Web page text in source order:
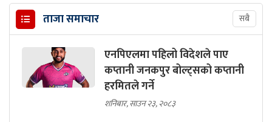
ताजा समाचार सबै
एनपिएलमा पहिलो विदेशले पाए
कप्तानी जनकपुर बोल्ट्सको कप्तानी
हरमितले गर्ने
शनिबार, साउन २३, २०८३